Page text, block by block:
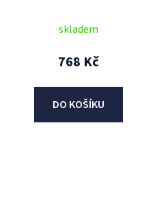
(víčka pro motocykly
skladem
768 Kč
DO KOŠÍKU